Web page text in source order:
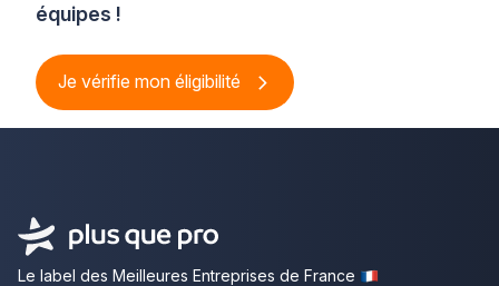
équipes !
Je vérifie mon éligibilité
Le label des Meilleures Entreprises de France